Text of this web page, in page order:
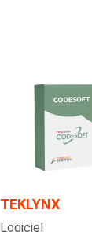
TEKLYNX
Logiciel